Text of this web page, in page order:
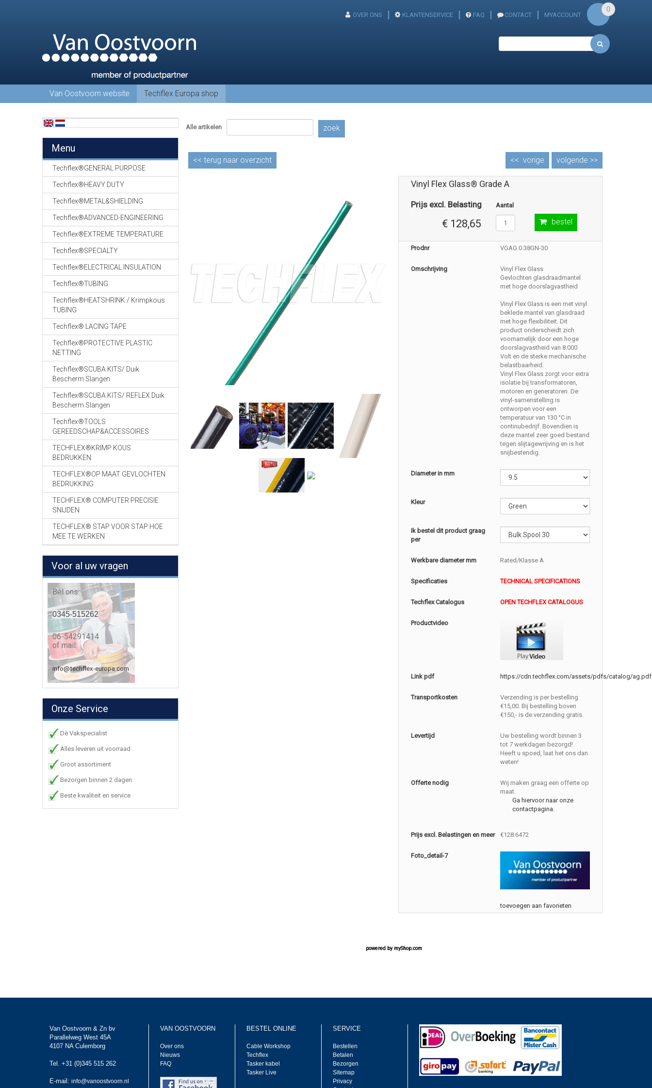
OVER ONS KLANTENSERVICE FAQ CONTACT MYACCOUNT
0
Van Oostvoorn website Techflex Europa shop
Menu
Techflex®GENERAL PURPOSE
Techflex®HEAVY DUTY
Techflex®METAL&SHIELDING
Techflex®ADVANCED-ENGINEERING
Techflex®EXTREME TEMPERATURE
Techflex®SPECIALTY
Techflex®ELECTRICAL INSULATION
Techflex®TUBING
Techflex®HEATSHRINK / Krimpkous
TUBING
Techflex® LACING TAPE
Techflex®PROTECTIVE PLASTIC
NETTING
Techflex®SCUBA KITS/ Duik
Bescherm Slangen
Techflex®SCUBA KITS/ REFLEX Duik
Bescherm Slangen
Techflex®TOOLS
GEREEDSCHAP&ACCESSOIRES
TECHFLEX®KRIMP KOUS
BEDRUKKEN
TECHFLEX®OP MAAT GEVLOCHTEN
BEDRUKKING
TECHFLEX® COMPUTER PRECISIE
SNIJDEN
TECHFLEX® STAP VOOR STAP HOE
MEE TE WERKEN
Voor al uw vragen
Bel ons:
0345-515262
06-54291414
of mail:
info@techflex-europa.com
Onze Service
Dè Vakspecialist
Alles leveren uit voorraad
Groot assortiment
Bezorgen binnen 2 dagen
Beste kwaliteit en service
Alle artikelen zoek
<< terug naar overzicht volgende >>
<< vorige
Vinyl Flex Glass® Grade A
Prijs excl. Belasting
€ 128,65
Aantal
bestel
Prodnr VGAG.0.38GN-30
Omschrijving
Vinyl Flex Glass
Gevlochten glasdraadmantel
met hoge doorslagvastheid
Vinyl Flex Glass is een met vinyl
beklede mantel van glasdraad
met hoge flexibiliteit. Dit
product onderscheidt zich
voornamelijk door een hoge
doorslagvastheid van 8.000
Volt en de sterke mechanische
belastbaarheid.
Vinyl Flex Glass zorgt voor extra
isolatie bij transformatoren,
motoren en generatoren. De
vinyl-samenstelling is
ontworpen voor een
temperatuur van 130 °C in
continubedrijf. Bovendien is
deze mantel zeer goed bestand
tegen slijtagewrijving en is het
snijbestendig.
Diameter in mm
Kleur
Ik bestel dit product graag
per
Werkbare diameter mm Rated/Klasse A
Specificaties TECHNICAL SPECIFICATIONS
Techflex Catalogus OPEN TECHFLEX CATALOGUS
Productvideo
Link pdf https://cdn.techflex.com/assets/pdfs/catalog/ag.pdf
Transportkosten
Verzending is per bestelling
€15,00. Bij bestelling boven
€150,- is de verzending gratis.
Levertijd
Uw bestelling wordt binnen 3
tot 7 werkdagen bezorgd!
Heeft u spoed, laat het ons dan
weten!
Offerte nodig
Wij maken graag een offerte op
maat.
Ga hiervoor naar onze
contactpagina.
Prijs excl. Belastingen en meer €128.6472
Foto_detail-7
toevoegen aan favorieten
powered by myShop.com
Van Oostvoorn & Zn bv
Parallelweg West 45A
4107 NA Culemborg
Tel. +31 (0)345 515 262
E-mail: info@vanoostvoorn.nl
VAN OOSTVOORN
Over ons
Nieuws
FAQ
BESTEL ONLINE
Cable Workshop
Techflex
Tasker kabel
Tasker Live
SERVICE
Bestellen
Betalen
Bezorgen
Sitemap
Privacy